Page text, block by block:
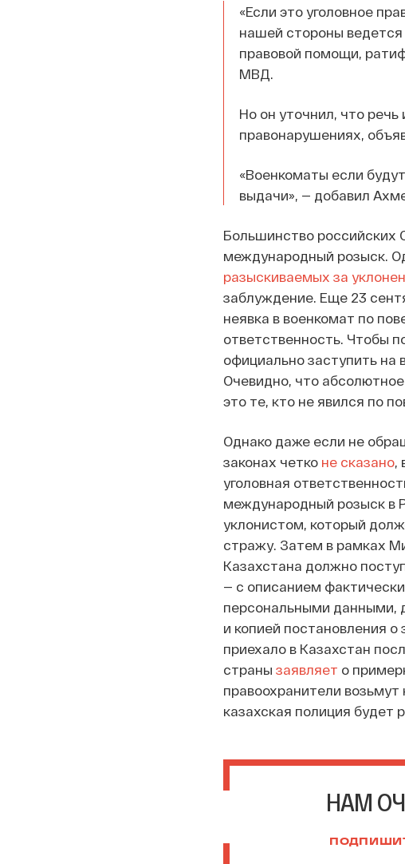
«Если это уголовное
нашей стороны ведется
правовой помощи,
МВД.
Но он уточнил, что речь
правонарушениях,
«Военкоматы если
выдачи», — добавил
Большинство российских
международный розыск.
разыскиваемых за
заблуждение. Еще 23
неявка в военкомат по
ответственность. Чтобы
официально заступить на
Очевидно, что
это те, кто не явился по
Однако даже если не
законах четко не сказано,
уголовная
международный розыск в
уклонистом, который
стражу. Затем в рамках
Казахстана должно
— с описанием
персональными данными,
и копией постановления
приехало в Казахстан
страны заявляет о
правоохранители
казахская полиция будет
НАМ